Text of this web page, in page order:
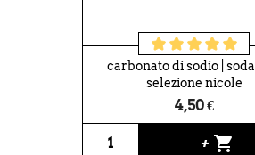
carbonato di sodio | soda 1 kg
selezione nicole
4,50 €
+ shopping_cart